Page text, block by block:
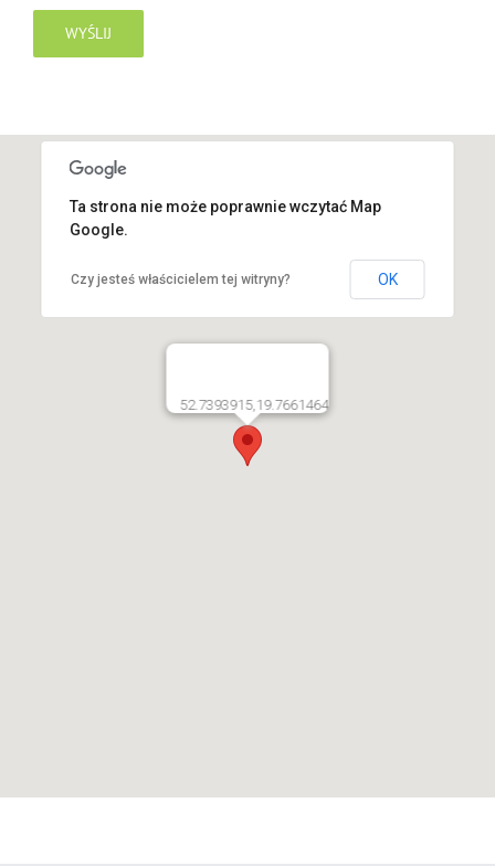
52.7393915,19.7661464
Ta strona nie może poprawnie wczytać Map
Google.
Czy jesteś właścicielem tej witryny? OK